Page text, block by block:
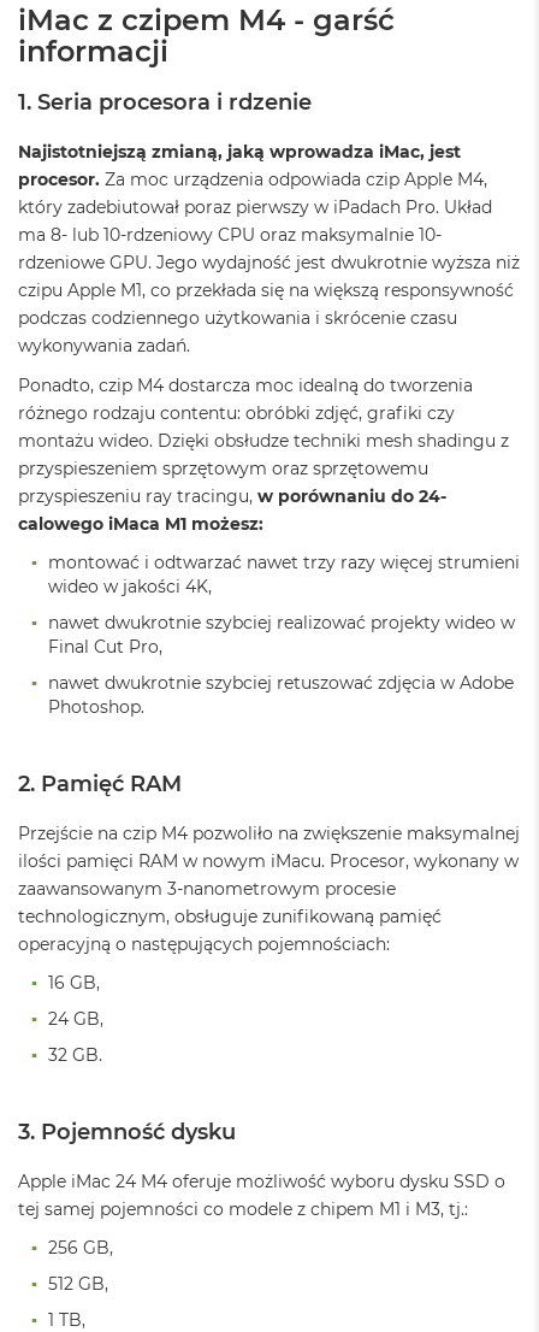
R
ó
ż
M
c
B
o
o
k
N
e
I
n
y
g
o
a
c
o
o
k
N
e
o
S
r
y
e
d
ł
g
o
j
o
c
i
d
y
k
u
iMac z czipem M4 - garść
informacji
1. Seria procesora i rdzenie
Najistotniejszą zmianą, jaką wprowadza iMac, jest
procesor. Za moc urządzenia odpowiada czip Apple M4,
który zadebiutował poraz pierwszy w iPadach Pro. Układ
ma 8- lub 10-rdzeniowy CPU oraz maksymalnie 10-
rdzeniowe GPU. Jego wydajność jest dwukrotnie wyższa niż
czipu Apple M1, co przekłada się na większą responsywność
podczas codziennego użytkowania i skrócenie czasu
wykonywania zadań.
Ponadto, czip M4 dostarcza moc idealną do tworzenia
różnego rodzaju contentu: obróbki zdjęć, grafiki czy
montażu wideo. Dzięki obsłudze techniki mesh shadingu z
przyspieszeniem sprzętowym oraz sprzętowemu
przyspieszeniu ray tracingu, w porównaniu do 24-
calowego iMaca M1 możesz:
montować i odtwarzać nawet trzy razy więcej strumieni
wideo w jakości 4K,
nawet dwukrotnie szybciej realizować projekty wideo w
Final Cut Pro,
nawet dwukrotnie szybciej retuszować zdjęcia w Adobe
Photoshop.
2. Pamięć RAM
Przejście na czip M4 pozwoliło na zwiększenie maksymalnej
ilości pamięci RAM w nowym iMacu. Procesor, wykonany w
zaawansowanym 3-nanometrowym procesie
technologicznym, obsługuje zunifikowaną pamięć
operacyjną o następujących pojemnościach:
16 GB,
24 GB,
32 GB.
3. Pojemność dysku
Apple iMac 24 M4 oferuje możliwość wyboru dysku SSD o
tej samej pojemności co modele z chipem M1 i M3, tj.:
256 GB,
512 GB,
1 TB,